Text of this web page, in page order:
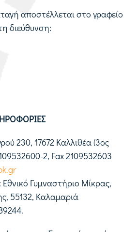
αποστέλλεται στο γραφείο
διεύθυνση:
230, 17672 Καλλιθέα (3ος
2, Fax 2109532603
Γυμναστήριο Μίκρας,
55132, Καλαμαριά